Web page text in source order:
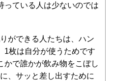
っている人は少ないのでは
ができる人たちは、ハン
1枚は自分が使うためです
かで誰かが飲み物をこぼし
、サッと差し出すために